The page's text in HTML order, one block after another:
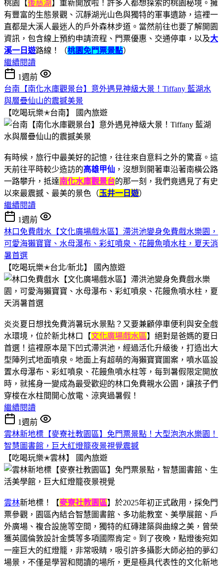
桃園【後慈湖 】重新開放啦！許多人都想探索的桃園秘境。擁
有豐富的生態景觀、沉靜湖光山色與獨特的軍事遺跡，這裡一
直都是大溪人最迷人的戶外森林步道。當然前往也要了解開園
資訊，包含線上預約申請流程、門票優惠、交通停車，以及大
溪一日遊路線！（桃園免門票景點）
繼續閱讀
1週前
台南【南化水庫觀景台】意外遇見神級大景！Tiffany 藍湖水
與層疊仙山的震撼美景
【吃喝玩樂✭台南】
國內旅遊
有時候，旅行中最美好的記憶，往往來自意料之外的驚喜。這
天前往平時較少造訪的高雄甲仙 ，沒想到開著車沿著南橫公路
一路攀升，抵達南化水庫觀景台的那一刻，我們竟遇見了有史
以來最震撼、最美的景色（玉井一日遊）
繼續閱讀
1週前
林口免費戲水【文化廣場戲水區】滯洪池變身免費戲水樂園，
可愛海獺寶寶、水母瀑布、彩虹噴泉、花饅魚噴水柱，夏天消
暑首選
【吃喝玩樂✭台北/新北】
國內旅遊
炎炎夏日想找免費消暑玩水景點？又要兼顧停車便利與安全戲
水環境，位於新北林口【文化廣場戲水區】絕對是爸媽的夏日
首選！這裡原本是下凹式滯洪池，經過活化升級後，打造出大
型陣列式地面噴泉。地面上有超萌的海獺寶寶圖案，噴水區設
置水母瀑布、彩虹噴泉、花饅魚噴水柱等，每到暑假限定開放
時，就搖身一變成為最受歡迎的林口免費親水公園，讓孩子們
穿梭在水柱間開心放電、涼爽過暑假！
繼續閱讀
1週前
雲林新地標【麥寮社教園區】免門票景點！大型泡泡水樂園！
智慧圖書館，巨大紅燈籠夜景視覺震撼
【吃喝玩樂✭雲林】
國內旅遊
雲林新地標！【麥寮社教園區】於2025年初正式啟用，採免門
票參觀，園區內結合智慧圖書館、多功能教室、美學展館、戶
外廣場、複合設施等空間，獨特的紅磚建築與曲線之美，曾榮
獲英國倫敦設計金獎等多項國際肯定。到了夜晚，點燈後宛如
一座巨大的紅燈籠，非常吸睛，吸引許多攝影大師必拍的夢幻
場景，不僅是學習和閱讀的場所，更是極具代表性的文化新地